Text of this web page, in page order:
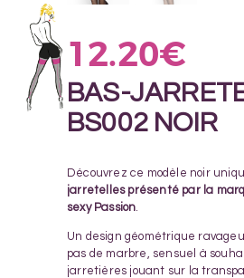
12.20€
BAS-
BS002 NOIR
Découvrez ce modèle noir
jarretelles présenté par la
sexy Passion
Un design géométrique
pas de marbre, sensuel à
jarretières jouant sur la